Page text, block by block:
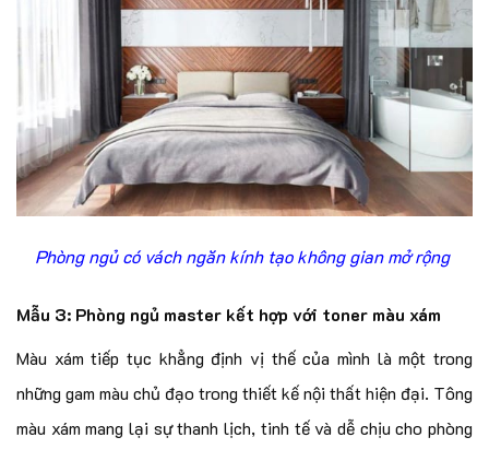
Phòng ngủ có vách ngăn kính tạo không gian mở rộng
Mẫu 3: Phòng ngủ master kết hợp với toner màu xám
Màu xám tiếp tục khẳng định vị thế của mình là một trong
những gam màu chủ đạo trong thiết kế nội thất hiện đại. Tông
màu xám mang lại sự thanh lịch, tinh tế và dễ chịu cho phòng